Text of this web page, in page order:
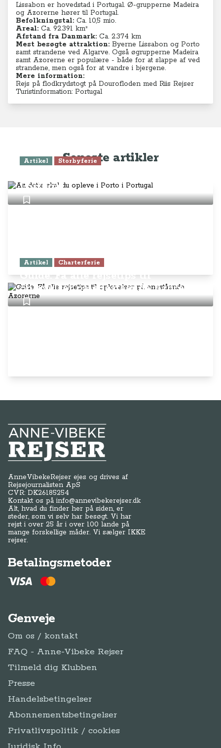
Lissabon er hovedstad i Portugal. Ø-grupperne Madeira
og Azorerne hører til Portugal.
Befolkningstal: Ca. 10,5 mio.
Areal: Ca. 92.391 km²
Afstand fra Danmark: Ca. 2.374 km
Mest besøgte attraktion: Byerne Lissabon og Porto
samt strandene ved Algarve. Også øgrupperne Madeira
samt Azorerne er populære - både for at slappe af ved
strandene, men også for at vandre i bjergene.
Mere information:
Rejs på flodkrydstogt på Dourofloden med Riis Rejser
Turistinformation: Portugal
Seneste artikler
Artikel Storbyferie
Portugal
Artikel Charterferie
Guide: Få alle rejsetips til
oplevelser på enestående Azorerne
Anne-Vibeke Rejser
AnneVibekeRejser ejes og drives af
Rejsejournalisten ApS
CVR: DK26185254
Kontakt os påinfo@annevibekerejser.dk
Alt, hvad du finder her på siden, er
steder, som vi selv har besøgt. Vi har
rejst i over 25 år i over 100 lande på
mange forskellige måder. Vi sælger IKKE
rejser.
Betalingsmetoder
Genveje
Om os / kontakt
FAQ - Anne-Vibeke Rejser
Tilmeld dig Klubben
Presse
Handelsbetingelser
Abonnementsbetingelser
Privatlivspolitik / cookies